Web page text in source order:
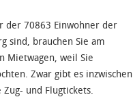
der 70863 Einwohner der
sind, brauchen Sie am
Mietwagen, weil Sie
Zwar gibt es inzwischen
Zug- und Flugtickets.